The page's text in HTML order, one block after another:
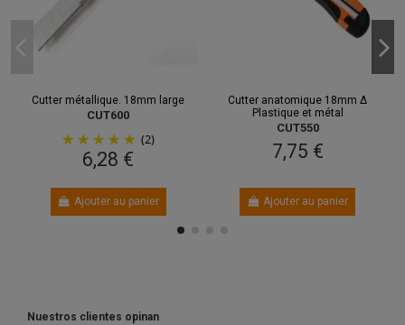
Cutter métallique. 18mm large
CUT600
(2)
6,28 €
Ajouter au panier
Cutter anatomique 18mm Δ
Plastique et métal
CUT550
7,75 €
Ajouter au panier
Nuestros clientes opinan